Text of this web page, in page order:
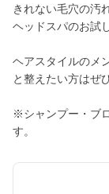
きれない毛穴の汚
ヘッドスパのお試
ヘアスタイルのメ
と整えたい方はぜ
※シャンプー・ブ
す。